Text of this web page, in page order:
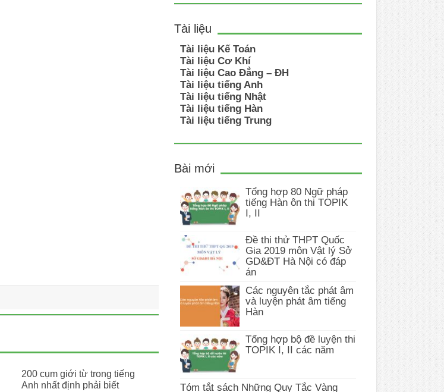
200 cụm giới từ trong tiếng
Anh nhất định phải biết
Tài liệu
Tài liệu Kế Toán
Tài liệu Cơ Khí
Tài liệu Cao Đẳng – ĐH
Tài liệu tiếng Anh
Tài liệu tiếng Nhật
Tài liệu tiếng Hàn
Tài liệu tiếng Trung
Bài mới
Tổng hợp 80 Ngữ pháp
tiếng Hàn ôn thi TOPIK
I, II
Đề thi thử THPT Quốc
Gia 2019 môn Vật lý Sở
GD&ĐT Hà Nội có đáp
án
Các nguyên tắc phát âm
và luyện phát âm tiếng
Hàn
Tổng hợp bộ đề luyện thi
TOPIK I, II các năm
Tóm tắt sách Những Quy Tắc Vàng